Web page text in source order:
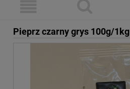
Pieprz czarny grys 100g/1kg